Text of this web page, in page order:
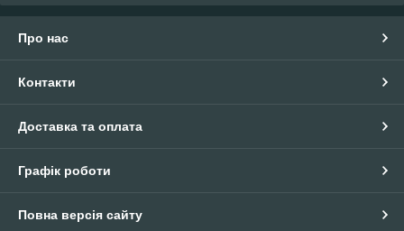
Про нас
Контакти
Доставка та оплата
Графік роботи
Повна версія сайту